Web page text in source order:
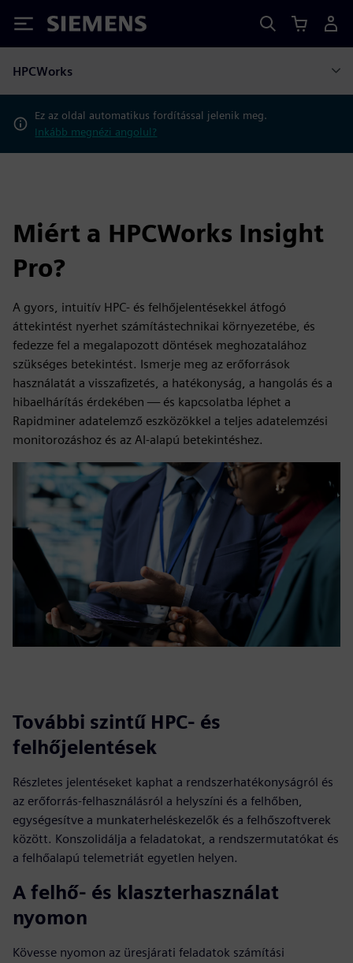
Siemens
HPCWorks
Ez az oldal automatikus fordítással jelenik meg.
Inkább megnézi angolul?
Miért a HPCWorks Insight
Pro?
A gyors, intuitív HPC- és felhőjelentésekkel átfogó
áttekintést nyerhet számítástechnikai környezetébe, és
fedezze fel a megalapozott döntések meghozatalához
szükséges betekintést. Ismerje meg az erőforrások
használatát a visszafizetés, a hatékonyság, a hangolás és a
hibaelhárítás érdekében — és kapcsolatba léphet a
Rapidminer adatelemző eszközökkel a teljes adatelemzési
monitorozáshoz és az AI-alapú betekintéshez.
További szintű HPC- és
felhőjelentések
Részletes jelentéseket kaphat a rendszerhatékonyságról és
az erőforrás-felhasználásról a helyszíni és a felhőben,
egységesítve a munkaterheléskezelők és a felhőszoftverek
között. Konszolidálja a feladatokat, a rendszermutatókat és
a felhőalapú telemetriát egyetlen helyen.
A felhő- és klaszterhasználat
nyomon
Kövesse nyomon az üresjárati feladatok számítási